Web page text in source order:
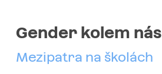
Gender kolem nás
Mezipatra na školách